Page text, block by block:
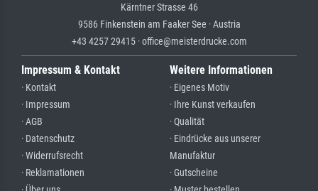
Kärntner Strasse 46
9586 Finkenstein am Faaker See · Austria
+43 4257 29415 · office@meisterdrucke.com
Impressum & Kontakt
· Kontakt
· Impressum
· AGB
· Datenschutz
· Widerrufsrecht
· Reklamationen
Weitere Informationen
· Eigenes Motiv
· Ihre Kunst verkaufen
· Qualität
· Eindrücke aus unserer
Manufaktur
· Gutscheine